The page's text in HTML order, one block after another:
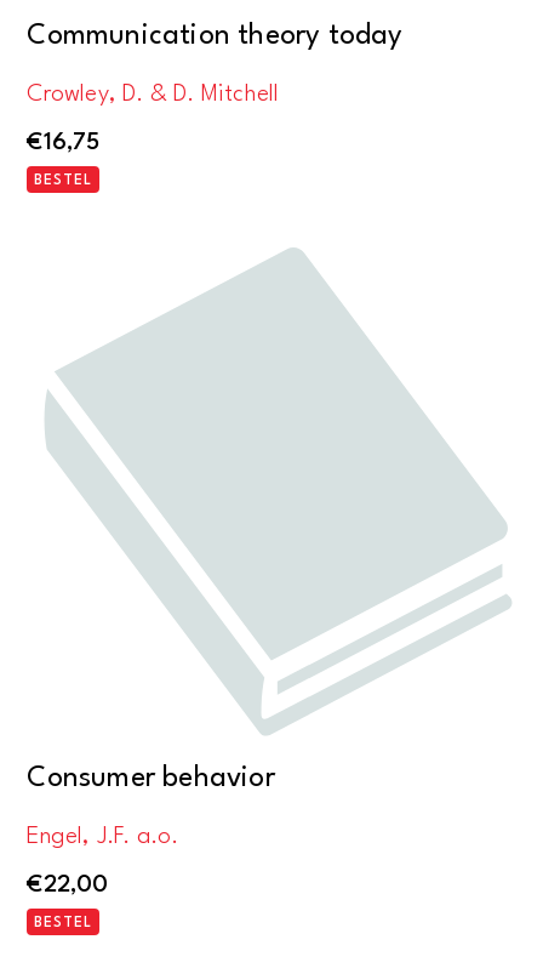
Communication theory today
Crowley, D. & D. Mitchell
€16,75
BESTEL
Consumer behavior
Engel, J.F. a.o.
€22,00
BESTEL